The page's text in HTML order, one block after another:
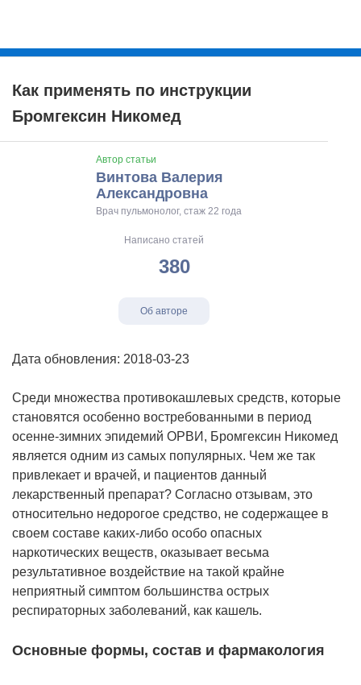
Как применять по инструкции
Бромгексин Никомед
Автор статьи
Винтова Валерия
Александровна
Врач пульмонолог, стаж 22 года
Написано статей
380
Об авторе
Дата обновления: 2018-03-23
Среди множества противокашлевых средств, которые
становятся особенно востребованными в период
осенне-зимних эпидемий ОРВИ, Бромгексин Никомед
является одним из самых популярных. Чем же так
привлекает и врачей, и пациентов данный
лекарственный препарат? Согласно отзывам, это
относительно недорогое средство, не содержащее в
своем составе каких-либо особо опасных
наркотических веществ, оказывает весьма
результативное воздействие на такой крайне
неприятный симптом большинства острых
респираторных заболеваний, как кашель.
Основные формы, состав и фармакология